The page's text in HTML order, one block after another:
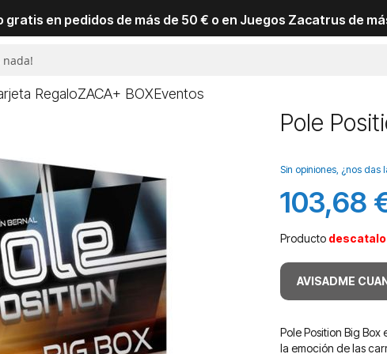
gratis en pedidos de más de 50 € o en Juegos Zacatrus de
RegaloZACA+ BOXEventos
Pole
Sin opiniones, ¿nos das
Precio
especial
103,68
Producto
AVISADME
Pole Position Big
la emoción de las